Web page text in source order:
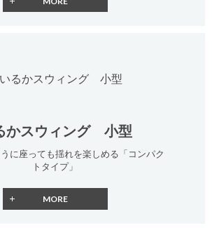
かスウィング 小型
に座っても揺れを楽しめる「コンパク
トタイプ」